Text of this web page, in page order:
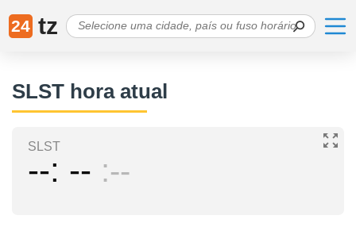
24 tz
SLST hora atual
SLST
-- -- --